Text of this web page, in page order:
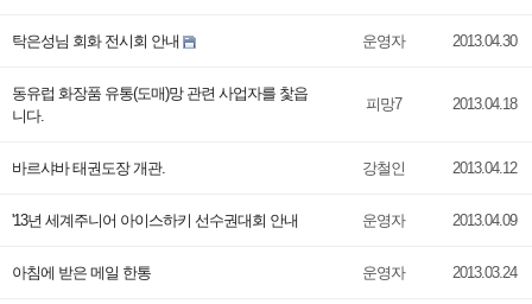
탁은성님 회화 전시회 안내 운영자 2013.04.30
동유럽 화장품 유통(도매)망 관련 사업자를 찿읍
니다.
피망7 2013.04.18
바르샤바 태권도장 개관. 강철인 2013.04.12
'13년 세계주니어 아이스하키 선수권대회 안내 운영자 2013.04.09
아침에 받은 메일 한통 운영자 2013.03.24